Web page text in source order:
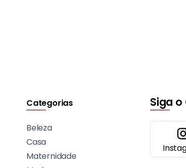
Categorias
Beleza
Casa
Maternidade
Siga o